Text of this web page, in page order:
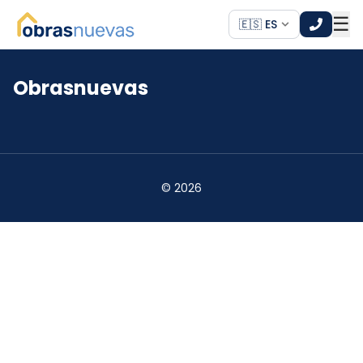
🇪🇸 ES ☰
*
Obrasnuevas
© 2026